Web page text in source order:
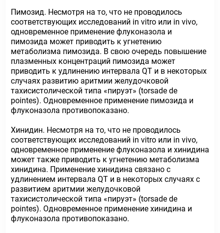
Пимозид. Несмотря на то, что не проводилось
соответствующих исследований in vitro или in vivо,
одновременное применение флуконазола и
пимозида может приводить к угнетению
метаболизма пимозида. В свою очередь повышение
плазменных концентраций пимозида может
приводить к удлинению интервала QT и в некоторых
случаях развитию аритмии желудочковой
тахисистолической типа «пируэт» (torsade de
pointes). Одновременное применение пимозида и
флуконазола противопоказано.
Хинидин. Несмотря на то, что не проводилось
соответствующих исследований in vitro или in vivо,
одновременное применение флуконазола и хинидина
может также приводить к угнетению метаболизма
хинидина. Применение хинидина связано с
удлинением интервала QT и в некоторых случаях с
развитием аритмии желудочковой
тахисистолической типа «пируэт» (torsade de
pointes). Одновременное применение хинидина и
флуконазола противопоказано.